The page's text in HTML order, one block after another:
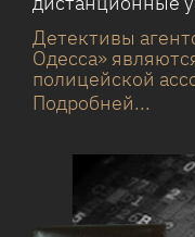
Детективы
Одесса»
полицейской
Подробней...